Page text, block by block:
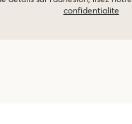
confidentialite